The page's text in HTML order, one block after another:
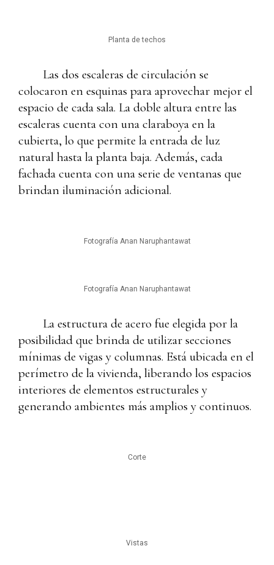
Planta de techos
Las dos escaleras de circulación se
colocaron en esquinas para aprovechar mejor el
espacio de cada sala. La doble altura entre las
escaleras cuenta con una claraboya en la
cubierta, lo que permite la entrada de luz
natural hasta la planta baja. Además, cada
fachada cuenta con una serie de ventanas que
brindan iluminación adicional.
Fotografía Anan Naruphantawat
Fotografía Anan Naruphantawat
La estructura de acero fue elegida por la
posibilidad que brinda de utilizar secciones
mínimas de vigas y columnas. Está ubicada en el
perímetro de la vivienda, liberando los espacios
interiores de elementos estructurales y
generando ambientes más amplios y continuos.
Corte
Vistas